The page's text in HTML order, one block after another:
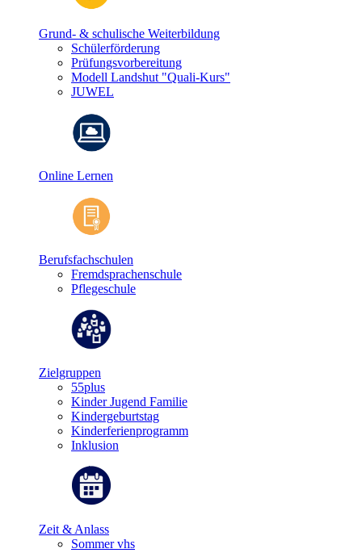
Grund- & schulische Weiterbildung
Schülerförderung
Prüfungsvorbereitung
Modell Landshut "Quali-Kurs"
JUWEL
Online Lernen
Berufsfachschulen
Fremdsprachenschule
Pflegeschule
Zielgruppen
55plus
Kinder Jugend Familie
Kindergeburtstag
Kinderferienprogramm
Inklusion
Zeit & Anlass
Sommer vhs